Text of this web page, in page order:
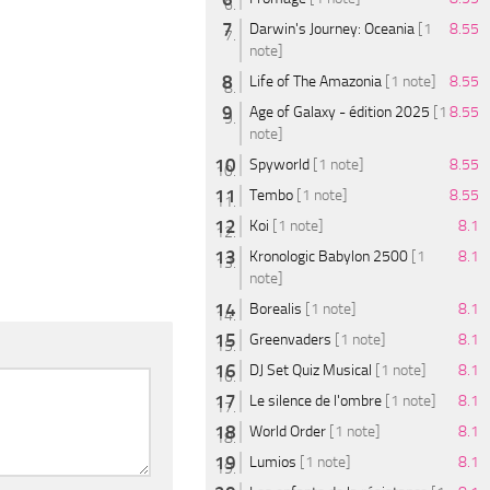
Darwin's Journey: Oceania [1
note]
8.55
Life of The Amazonia [1 note]
8.55
Age of Galaxy - édition 2025 [1
note]
8.55
Spyworld [1 note]
8.55
Tembo [1 note]
8.55
Koi [1 note]
8.1
Kronologic Babylon 2500 [1
note]
8.1
Borealis [1 note]
8.1
Greenvaders [1 note]
8.1
DJ Set Quiz Musical [1 note]
8.1
Le silence de l'ombre [1 note]
8.1
World Order [1 note]
8.1
Lumios [1 note]
8.1